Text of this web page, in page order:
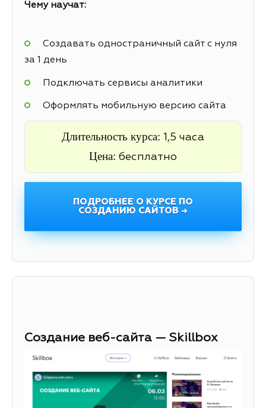
Чему научат:
Создавать одностраничный сайт с нуля
за 1 день
Подключать сервисы аналитики
Оформлять мобильную версию сайта
Длительность курса: 1,5 часа
Цена: бесплатно
ПОДРОБНЕЕ О КУРСЕ ПО
СОЗДАНИЮ САЙТОВ →
Создание веб-сайта — Skillbox